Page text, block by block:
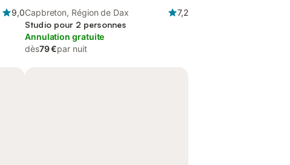
9,0Capbreton, Région de Dax
7,2
Studio pour 2 personnes
Annulation gratuite
dès79 €par nuit